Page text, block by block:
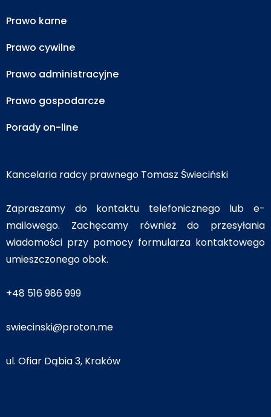
Prawo karne
Prawo cywilne
Prawo administracyjne
Prawo gospodarcze
Porady on-line
Kancelaria radcy prawnego Tomasz Świeciński
Zapraszamy do kontaktu telefonicznego lub e-
mailowego. Zachęcamy również do przesyłania
wiadomości przy pomocy formularza kontaktowego
umieszczonego obok.
+48 516 986 999
swiecinski@proton.me
ul. Ofiar Dąbia 3, Kraków